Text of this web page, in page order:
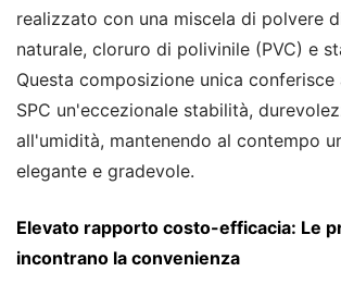
realizzato con una miscela di polvere
naturale, cloruro di polivinile (PVC) e
Questa composizione unica
SPC un'eccezionale stabilità,
all'umidità, mantenendo al contempo
elegante e gradevole.
Elevato rapporto costo-efficacia: Le
incontrano la convenienza